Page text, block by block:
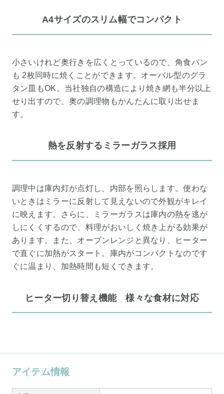
A4サイズのスリム幅でコンパクト
小さいけれど奥行きを広くとっているので、角食パン
も 2枚同時に焼くことができます。オーバル型のグラ
タン皿もOK。当社独自の構造により焼き網も半分以上
せり出すので、奥の調理物もかんたんに取り出せま
す。
熱を反射するミラーガラス採用
調理中は庫内灯が点灯し、内部を照らします。使わな
いときはミラーに反射して見えないので外観がキレイ
に映えます。さらに、ミラーガラスは庫内の熱を逃が
しにくくするので、料理がおいしく焼き上がる効果が
あります。また、オーブンレンジと異なり、ヒーター
で直ぐに加熱がスタート。庫内がコンパクトなのです
ぐに温まり、加熱時間も短くできます。
ヒーター切り替え機能 様々な食材に対応
アイテム情報